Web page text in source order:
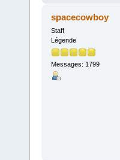
spacecowboy
Staff
Légende
Messages: 1799